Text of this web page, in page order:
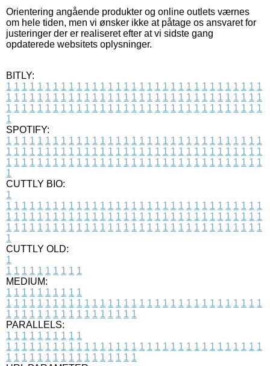
Orientering angående produkter og online outlets værnes
om hele tiden, men vi ønsker ikke at påtage os ansvaret for
justeringer der er realiseret efter at vi sidste gang
opdaterede websitets oplysninger.
BITLY:
1 1 1 1 1 1 1 1 1 1 1 1 1 1 1 1 1 1 1 1 1 1 1 1 1 1 1 1 1 1 1 1 1
1 1 1 1 1 1 1 1 1 1 1 1 1 1 1 1 1 1 1 1 1 1 1 1 1 1 1 1 1 1 1 1 1
1 1 1 1 1 1 1 1 1 1 1 1 1 1 1 1 1 1 1 1 1 1 1 1 1 1 1 1 1 1 1 1 1
1
SPOTIFY:
1 1 1 1 1 1 1 1 1 1 1 1 1 1 1 1 1 1 1 1 1 1 1 1 1 1 1 1 1 1 1 1 1
1 1 1 1 1 1 1 1 1 1 1 1 1 1 1 1 1 1 1 1 1 1 1 1 1 1 1 1 1 1 1 1 1
1 1 1 1 1 1 1 1 1 1 1 1 1 1 1 1 1 1 1 1 1 1 1 1 1 1 1 1 1 1 1 1 1
1
CUTTLY BIO:
1
1 1 1 1 1 1 1 1 1 1 1 1 1 1 1 1 1 1 1 1 1 1 1 1 1 1 1 1 1 1 1 1 1
1 1 1 1 1 1 1 1 1 1 1 1 1 1 1 1 1 1 1 1 1 1 1 1 1 1 1 1 1 1 1 1 1
1 1 1 1 1 1 1 1 1 1 1 1 1 1 1 1 1 1 1 1 1 1 1 1 1 1 1 1 1 1 1 1 1
1
CUTTLY OLD:
1
1 1 1 1 1 1 1 1 1 1
MEDIUM:
1 1 1 1 1 1 1 1 1 1
1 1 1 1 1 1 1 1 1 1 1 1 1 1 1 1 1 1 1 1 1 1 1 1 1 1 1 1 1 1 1 1 1
1 1 1 1 1 1 1 1 1 1 1 1 1 1 1 1 1
PARALLELS:
1 1 1 1 1 1 1 1 1 1
1 1 1 1 1 1 1 1 1 1 1 1 1 1 1 1 1 1 1 1 1 1 1 1 1 1 1 1 1 1 1 1 1
1 1 1 1 1 1 1 1 1 1 1 1 1 1 1 1 1